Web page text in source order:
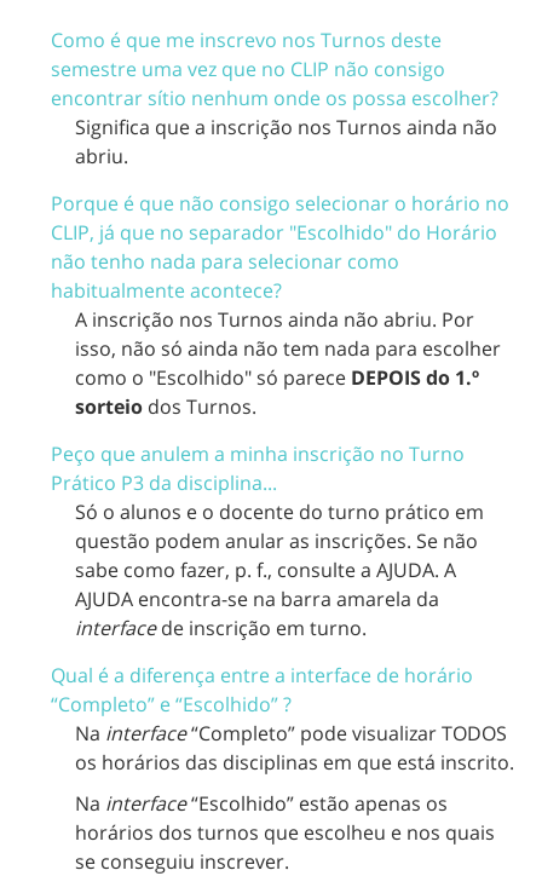
Como é que me inscrevo nos Turnos deste
semestre uma vez que no CLIP não consigo
encontrar sítio nenhum onde os possa escolher?
Significa que a inscrição nos Turnos ainda não
abriu.
Porque é que não consigo selecionar o horário no
CLIP, já que no separador "Escolhido" do Horário
não tenho nada para selecionar como
habitualmente acontece?
A inscrição nos Turnos ainda não abriu. Por
isso, não só ainda não tem nada para escolher
como o "Escolhido" só parece DEPOIS do 1.º
sorteio dos Turnos.
Peço que anulem a minha inscrição no Turno
Prático P3 da disciplina...
Só o alunos e o docente do turno prático em
questão podem anular as inscrições. Se não
sabe como fazer, p. f., consulte a AJUDA. A
AJUDA encontra-se na barra amarela da
interfacede inscrição em turno.
Qual é a diferença entre a interface de horário
“Completo” e “Escolhido” ?
Na interface“Completo” pode visualizar TODOS
os horários das disciplinas em que está inscrito.
Na interface“Escolhido” estão apenas os
horários dos turnos que escolheu e nos quais
se conseguiu inscrever.